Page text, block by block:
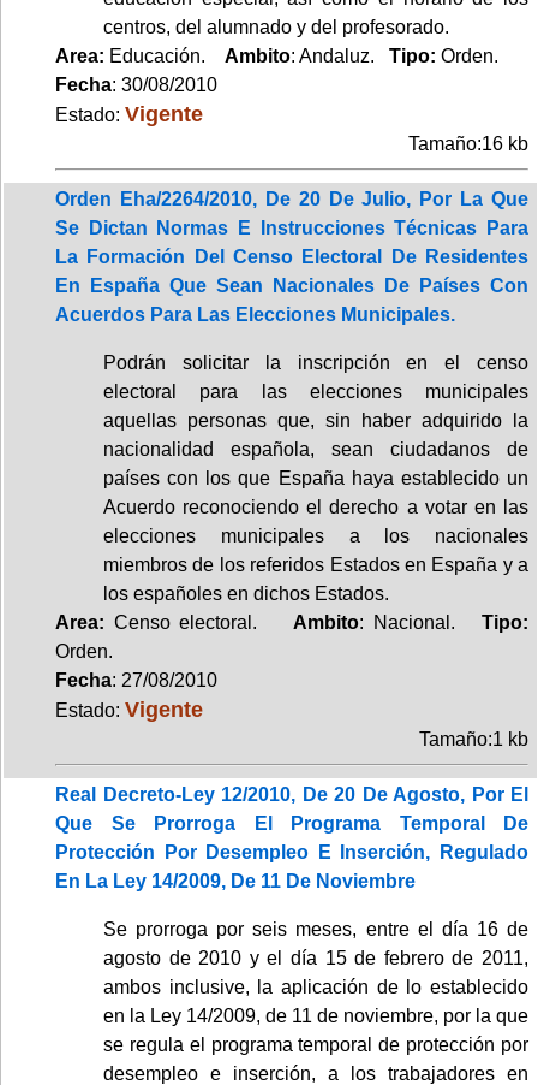
centros, del alumnado y del profesorado.
Area: Educación. Ambito: Andaluz. Tipo: Orden.
Fecha: 30/08/2010
Estado: Vigente
Tamaño:16 kb
Orden Eha/2264/2010, De 20 De Julio, Por La Que
Se Dictan Normas E Instrucciones Técnicas Para
La Formación Del Censo Electoral De Residentes
En España Que Sean Nacionales De Países Con
Acuerdos Para Las Elecciones Municipales.
Podrán solicitar la inscripción en el censo
electoral para las elecciones municipales
aquellas personas que, sin haber adquirido la
nacionalidad española, sean ciudadanos de
países con los que España haya establecido un
Acuerdo reconociendo el derecho a votar en las
elecciones municipales a los nacionales
miembros de los referidos Estados en España y a
los españoles en dichos Estados.
Area: Censo electoral. Ambito: Nacional. Tipo:
Orden.
Fecha: 27/08/2010
Estado: Vigente
Tamaño:1 kb
Real Decreto-Ley 12/2010, De 20 De Agosto, Por El
Que Se Prorroga El Programa Temporal De
Protección Por Desempleo E Inserción, Regulado
En La Ley 14/2009, De 11 De Noviembre
Se prorroga por seis meses, entre el día 16 de
agosto de 2010 y el día 15 de febrero de 2011,
ambos inclusive, la aplicación de lo establecido
en la Ley 14/2009, de 11 de noviembre, por la que
se regula el programa temporal de protección por
desempleo e inserción, a los trabajadores en